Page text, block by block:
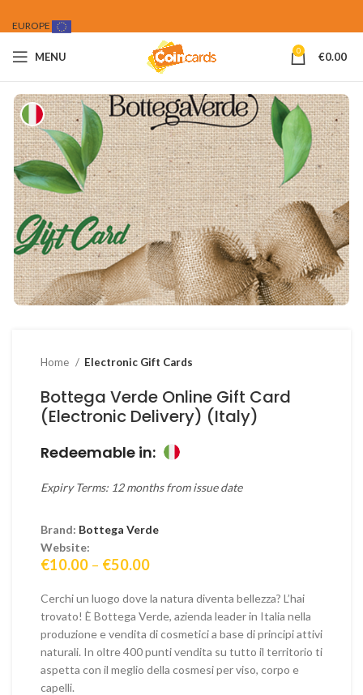
EUROPE
MENU 0 €0.00
Home Electronic Gift Cards
Bottega Verde Online Gift Card
(Electronic Delivery) (Italy)
Redeemable in:
Expiry Terms: 12 months from issue date
Brand: Bottega Verde
Website:
€10.00 – €50.00Price
€10.00
through
€50.00
Cerchi un luogo dove la natura diventa bellezza? L’hai
trovato! È Bottega Verde, azienda leader in Italia nella
produzione e vendita di cosmetici a base di principi attivi
naturali. In oltre 400 punti vendita su tutto il territorio ti
aspetta con il meglio della cosmesi per viso, corpo e
capelli.